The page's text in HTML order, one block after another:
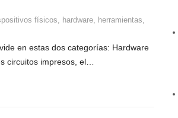
físicos hardware herramientas
en estas dos categorías: Hardware
circuitos impresos, el…